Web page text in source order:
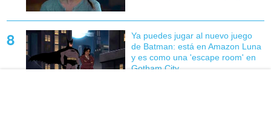
Ya puedes jugar al nuevo juego
de Batman: está en Amazon Luna
y es como una 'escape room' en
Gotham City